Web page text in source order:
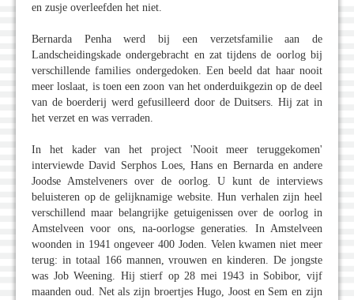
en zusje overleefden het niet.
Bernarda Penha werd bij een verzetsfamilie aan de
Landscheidingskade ondergebracht en zat tijdens de oorlog bij
verschillende families ondergedoken. Een beeld dat haar nooit
meer loslaat, is toen een zoon van het onderduikgezin op de deel
van de boerderij werd gefusilleerd door de Duitsers. Hij zat in
het verzet en was verraden.
In het kader van het project 'Nooit meer teruggekomen'
interviewde David Serphos Loes, Hans en Bernarda en andere
Joodse Amstelveners over de oorlog. U kunt de interviews
beluisteren op de gelijknamige website. Hun verhalen zijn heel
verschillend maar belangrijke getuigenissen over de oorlog in
Amstelveen voor ons, na-oorlogse generaties. In Amstelveen
woonden in 1941 ongeveer 400 Joden. Velen kwamen niet meer
terug: in totaal 166 mannen, vrouwen en kinderen. De jongste
was Job Weening. Hij stierf op 28 mei 1943 in Sobibor, vijf
maanden oud. Net als zijn broertjes Hugo, Joost en Sem en zijn